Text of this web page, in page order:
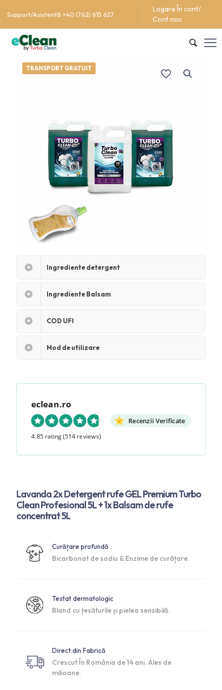
Support/Asistentă +40 (762) 615 627
Logare În cont/
Cont nou
TRANSPORT GRATUIT
Ingrediente detergent
Ingrediente Balsam
COD UFI
Mod de utilizare
eclean.ro
Recenzii Verificate
4.85 rating(514 reviews)
Lavanda 2x Detergent rufe GEL Premium Turbo
Clean Profesional 5L + 1x Balsam de rufe
concentrat 5L
Curățare profundă
Bicarbonat de sodiu & Enzime de curățare.
Testat dermatologic
Bland cu țesăturile și pielea sensibilă.
Direct din Fabrică
Crescut În România de 14 ani. Ales de
milioane.